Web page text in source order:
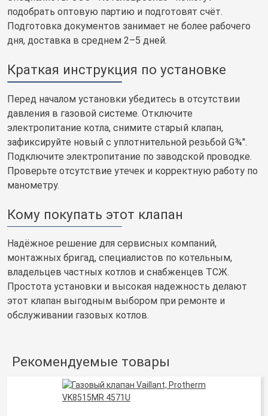
подобрать оптовую партию и подготовят счёт.
Подготовка документов занимает не более рабочего
дня, доставка в среднем 2–5 дней.
Краткая инструкция по установке
Перед началом установки убедитесь в отсутствии
давления в газовой системе. Отключите
электропитание котла, снимите старый клапан,
зафиксируйте новый с уплотнительной резьбой G¾".
Подключите электропитание по заводской проводке.
Проверьте отсутствие утечек и корректную работу по
манометру.
Кому покупать этот клапан
Надёжное решение для сервисных компаний,
монтажных бригад, специалистов по котельным,
владельцев частных котлов и снабженцев ТСЖ.
Простота установки и высокая надежность делают
этот клапан выгодным выбором при ремонте и
обслуживании газовых котлов.
Рекомендуемые товары